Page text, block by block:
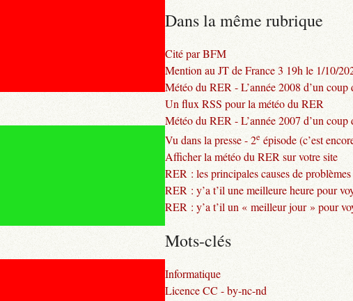
Dans la même rubrique
Cité par BFM
Mention au JT de France 3 19h le 1/10/
Météo du RER - L’année 2008 d’un coup
Un flux RSS pour la météo du RER
Météo du RER - L’année 2007 d’un coup
Vu dans la presse - 2e épisode (c’est
Afficher la météo du RER sur votre site
RER : les principales causes de problèmes
RER : y’a t’il une meilleure heure pour
RER : y’a t’il un « meilleur jour » pour
Mots-clés
Informatique
Licence CC - by-nc-nd